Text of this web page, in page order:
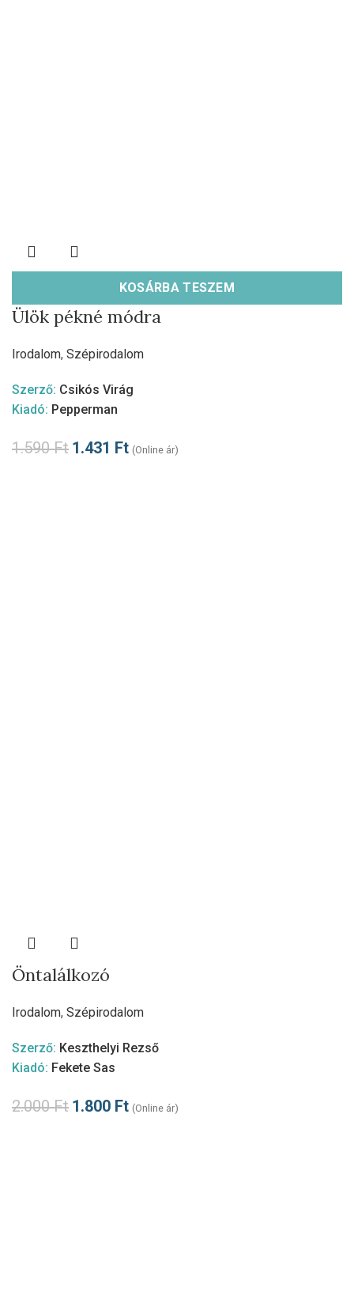
KOSÁRBA TESZEM
Ülök pékné módra
Irodalom, Szépirodalom
Szerző: Csikós Virág
Kiadó: Pepperman
1.590Ft 1.431 Ft (Online ár)
Öntalálkozó
Irodalom, Szépirodalom
Szerző: Keszthelyi Rezső
Kiadó: Fekete Sas
2.000Ft 1.800 Ft (Online ár)